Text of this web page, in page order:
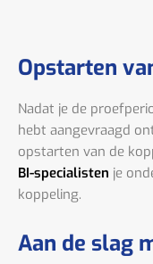
Opstarten
Nadat je de
hebt aangevraagd
opstarten van de
BI-specialisten je
koppeling.
Aan de slag